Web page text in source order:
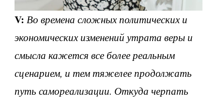
V: Во времена сложных политических и
экономических изменений утрата веры и
смысла кажется все более реальным
сценарием, и тем тяжелее продолжать
путь самореализации. Откуда черпать